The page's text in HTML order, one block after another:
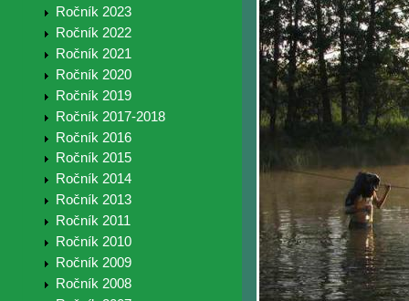
Ročník 2023
Ročník 2022
Ročník 2021
Ročník 2020
Ročník 2019
Ročník 2017-2018
Ročník 2016
Ročník 2015
Ročník 2014
Ročník 2013
Ročník 2011
Ročník 2010
Ročník 2009
Ročník 2008